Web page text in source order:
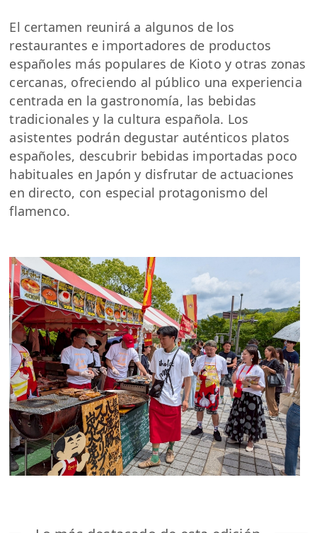
El certamen reunirá a algunos de los
restaurantes e importadores de productos
españoles más populares de Kioto y otras zonas
cercanas, ofreciendo al público una experiencia
centrada en la gastronomía, las bebidas
tradicionales y la cultura española. Los
asistentes podrán degustar auténticos platos
españoles, descubrir bebidas importadas poco
habituales en Japón y disfrutar de actuaciones
en directo, con especial protagonismo del
flamenco.